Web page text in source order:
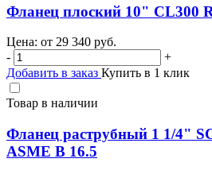
Фланец плоский 10" CL300
Цена: от 29 340 руб.
-
+
Добавить в заказ Купить в 1 клик
Товар в наличии
Фланец раструбный 1 1/4"
ASME B 16.5